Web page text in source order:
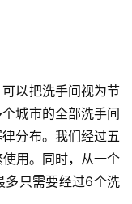
以把洗手间视为节
城市的全部洗手间
分布。我们经过五
用。同时，从一个
多只需要经过6个洗